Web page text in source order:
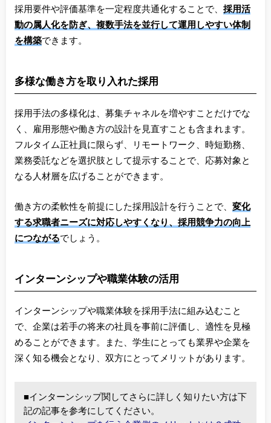
採用要件や評価基準を一定程度共通化することで、 採用活
動の属人化を防ぎ、複数手法を並行して運用しやすい体制
を構築できます。
多様な働き方を取り入れた採用
採用手法の多様化は、募集チャネルを増やすことだけでな
く、雇用形態や働き方の設計を見直すことも含まれます。
フルタイム正社員に限らず、リモートワーク、時短勤務、
業務委託などを選択肢として提示することで、応募対象と
なる人材層を広げることができます。
働き方の柔軟性を前提にした採用設計を行うことで、 変化
する求職者ニーズに対応しやすくなり、採用競争力の向上
につながるでしょう。
インターンシップや職業体験の活用
インターンシップや職業体験を採用手法に組み込むこと
で、企業は若手の将来の社員を事前に評価し、適性を見極
めることができます。また、学生にとっても業界や企業を
深く知る機会となり、双方にとってメリットがあります。
■インターンシップ関してさらに詳しく知りたい方は下
記の記事を参考にしてください。